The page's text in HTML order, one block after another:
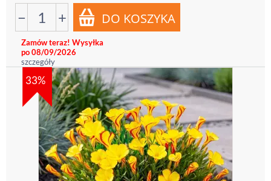
− +
Zamów teraz! Wysyłka
po 08/09/2026
szczegóły
33%